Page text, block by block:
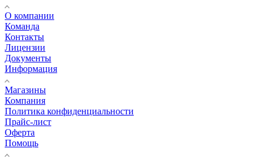
О компании
Команда
Контакты
Лицензии
Документы
Информация
Магазины
Компания
Политика конфиденциальности
Прайс-лист
Оферта
Помощь